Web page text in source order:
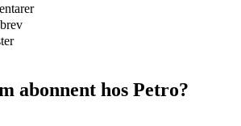
abonnent hos Petro?